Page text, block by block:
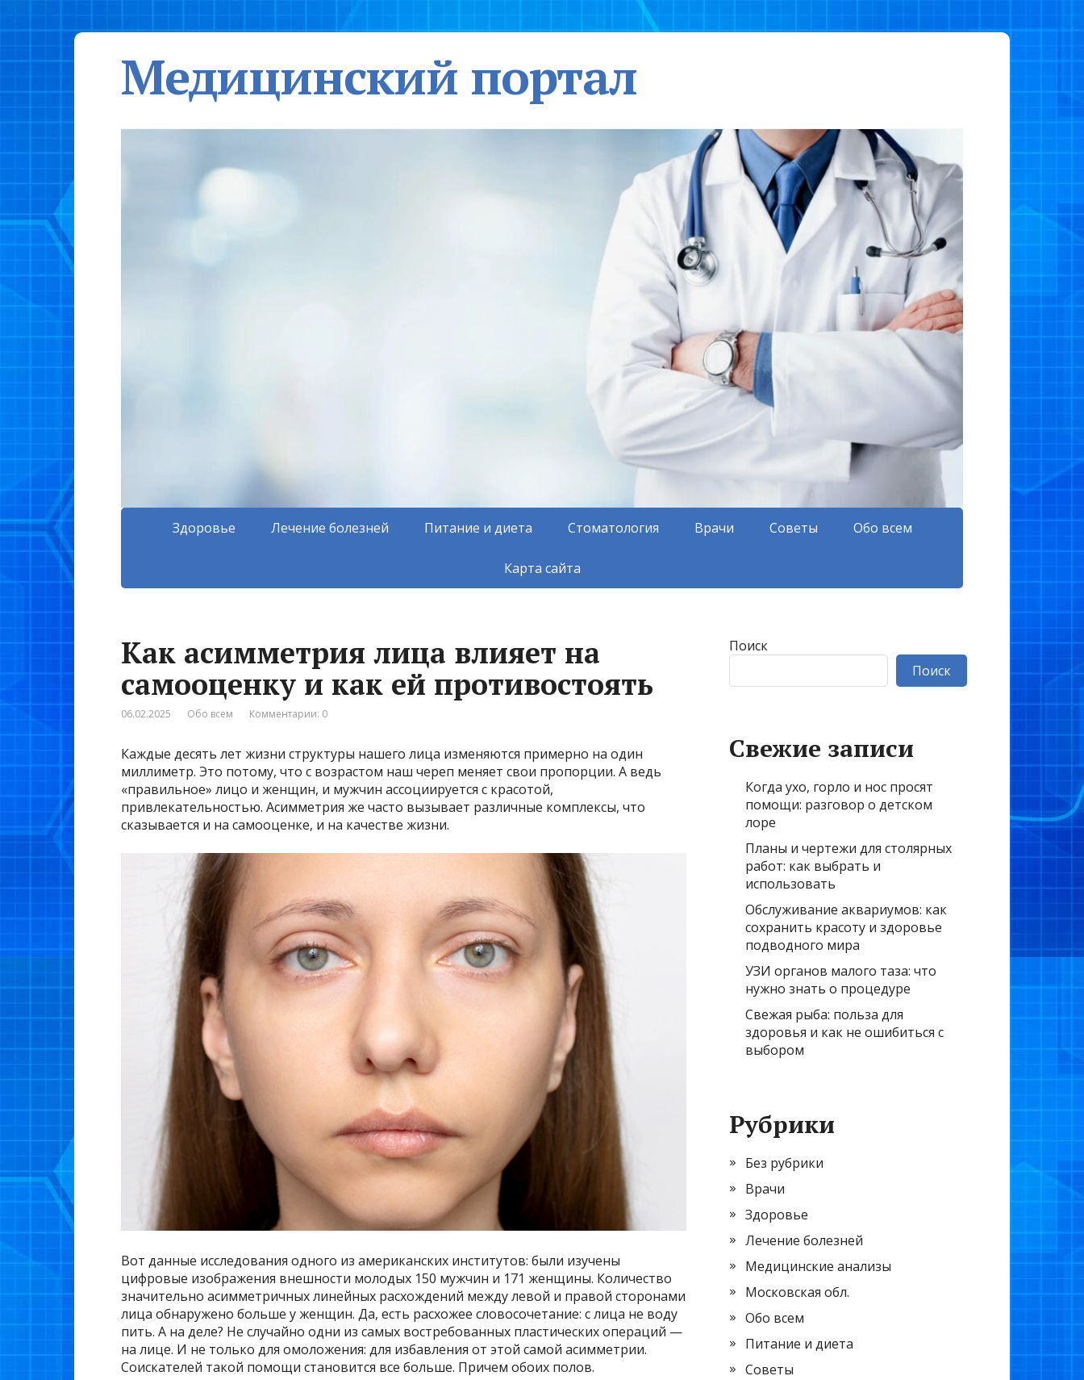
Медицинский портал
Здоровье Лечение болезней Питание и диета Стоматология Врачи Советы Обо всем
Карта сайта
Как асимметрия лица влияет на
самооценку и как ей противостоять
06.02.2025 Обо всем Комментарии: 0
Каждые десять лет жизни структуры нашего лица изменяются примерно на один
миллиметр. Это потому, что с возрастом наш череп меняет свои пропорции. А ведь
«правильное» лицо и женщин, и мужчин ассоциируется с красотой,
привлекательностью. Асимметрия же часто вызывает различные комплексы, что
сказывается и на самооценке, и на качестве жизни.
Вот данные исследования одного из американских институтов: были изучены
цифровые изображения внешности молодых 150 мужчин и 171 женщины. Количество
значительно асимметричных линейных расхождений между левой и правой сторонами
лица обнаружено больше у женщин. Да, есть расхожее словосочетание: с лица не воду
пить. А на деле? Не случайно одни из самых востребованных пластических операций —
на лице. И не только для омоложения: для избавления от этой самой асимметрии.
Соискателей такой помощи становится все больше. Причем обоих полов.
Поиск
Поиск
Свежие записи
Когда ухо, горло и нос просят
помощи: разговор о детском
лоре
Планы и чертежи для столярных
работ: как выбрать и
использовать
Обслуживание аквариумов: как
сохранить красоту и здоровье
подводного мира
УЗИ органов малого таза: что
нужно знать о процедуре
Свежая рыба: польза для
здоровья и как не ошибиться с
выбором
Рубрики
Без рубрики
Врачи
Здоровье
Лечение болезней
Медицинские анализы
Московская обл.
Обо всем
Питание и диета
Советы